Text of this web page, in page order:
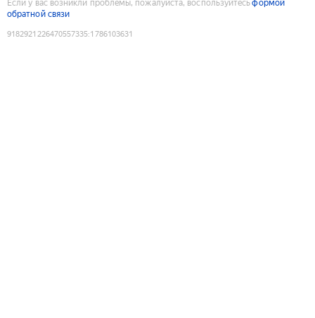
Если у вас возникли проблемы, пожалуйста, воспользуйтесьформой
обратной связи
9182921226470557335:1786103631